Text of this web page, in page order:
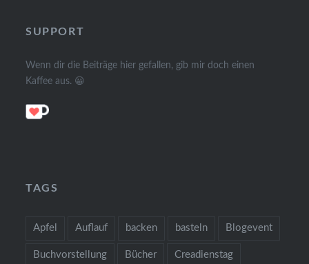
SUPPORT
Wenn dir die Beiträge hier gefallen, gib mir doch einen
Kaffee aus. 😀
TAGS
Apfel Auflauf backen basteln Blogevent
Buchvorstellung Bücher Creadienstag